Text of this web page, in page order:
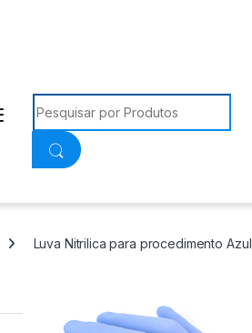
Procurar:
Luva Nitrilica para procedimento Azul